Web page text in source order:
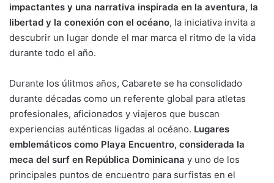
impactantes y una narrativa inspirada en la aventura, la
libertad y la conexión con el océano, la iniciativa invita a
descubrir un lugar donde el mar marca el ritmo de la vida
durante todo el año.
Durante los úlitmos años, Cabarete se ha consolidado
durante décadas como un referente global para atletas
profesionales, aficionados y viajeros que buscan
experiencias auténticas ligadas al océano. Lugares
emblemáticos como Playa Encuentro, considerada la
meca del surf en República Dominicana y uno de los
principales puntos de encuentro para surfistas en el